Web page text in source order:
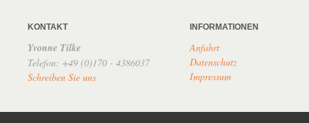
KONTAKT
Yvonne Tilke
Telefon: +49 (0)170 - 4386037
Schreiben Sie uns
INFORMATIONEN
Anfahrt
Datenschutz
Impressum